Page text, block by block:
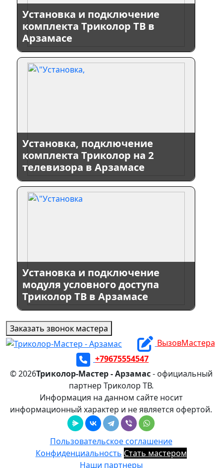
Установка и подключение
комплекта Триколор ТВ в
Арзамасе
Установка, подключение
комплекта Триколор на 2
телевизора в Арзамасе
Установка и подключение
модуля условного доступа
Триколор ТВ в Арзамасе
Заказать звонок мастера
ВызовМастера
+79675554547
© 2026Триколор-Мастер - Арзамас- официальный
партнер Триколор ТВ.
Информация на данном сайте носит
информационный характер и не является офертой.
Пользовательское соглашение
Конфиденциальность Стать мастером
Наши партнеры